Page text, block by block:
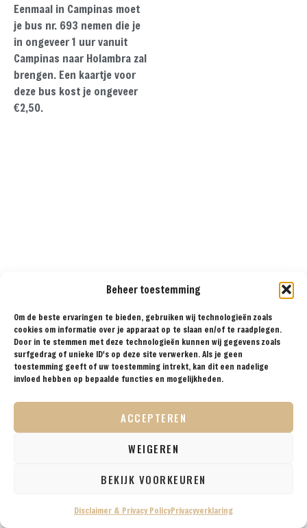
Beheer toestemming
Om de beste ervaringen te bieden, gebruiken wij technologieën zoals
cookies om informatie over je apparaat op te slaan en/of te raadplegen.
Door in te stemmen met deze technologieën kunnen wij gegevens zoals
surfgedrag of unieke ID's op deze site verwerken. Als je geen
toestemming geeft of uw toestemming intrekt, kan dit een nadelige
invloed hebben op bepaalde functies en mogelijkheden.
ACCEPTEREN
WEIGEREN
BEKIJK VOORKEUREN
Disclaimer & Privacy PolicyPrivacyverklaring
Eenmaal in Campinas moet
je bus nr. 693 nemen die je
in ongeveer 1 uur vanuit
Campinas naar Holambra zal
brengen. Een kaartje voor
deze bus kost je ongeveer
€2,50.
schakelen
WAT IS ER TE ZIEN EN
HOLAMBRA?